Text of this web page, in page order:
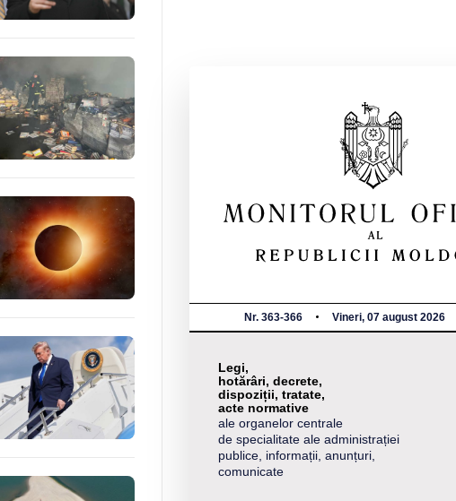
Nr. 363-366 Vineri, 07 august 2026
Legi,
hotărâri, decrete,
dispoziții, tratate,
acte normative
ale organelor centrale
de specialitate ale administrației
publice, informații, anunțuri,
comunicate